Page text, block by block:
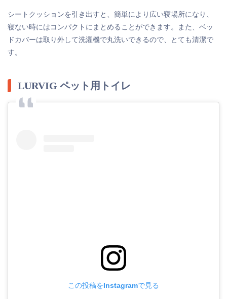
シートクッションを引き出すと、簡単により広い寝場所になり、
寝ない時にはコンパクトにまとめることができます。また、ベッ
ドカバーは取り外して洗濯機で丸洗いできるので、とても清潔で
す。
LURVIG ペット用トイレ
この投稿をInstagramで見る